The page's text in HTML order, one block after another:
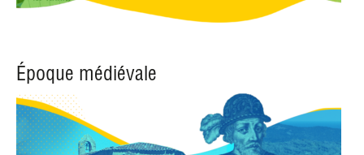
Époque médiévale